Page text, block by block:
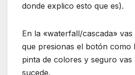
donde explico esto que es).
En la «waterfall/cascada»
que presionas el botón como
pinta de colores y seguro vas
sucede.